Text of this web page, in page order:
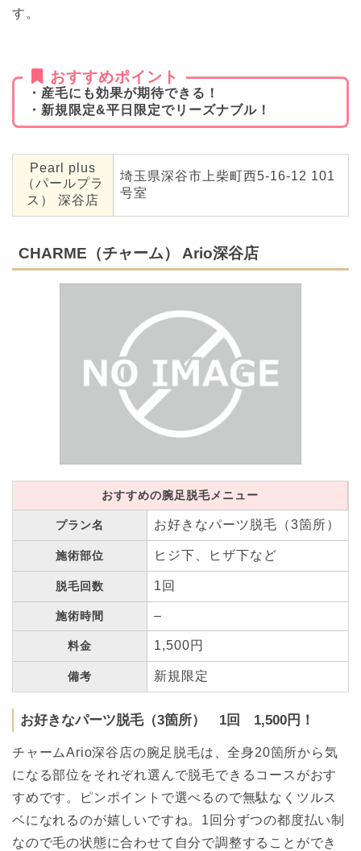
す。
おすすめポイント
・産毛にも効果が期待できる！
・新規限定&平日限定でリーズナブル！
Pearl plus
（パールプラ
ス） 深谷店
埼玉県深谷市上柴町西5‐16‐12 101
号室
CHARME（チャーム） Ario深谷店
おすすめの腕足脱毛メニュー
プラン名 お好きなパーツ脱毛（3箇所）
施術部位 ヒジ下、ヒザ下など
脱毛回数 1回
施術時間 –
料金 1,500円
備考 新規限定
お好きなパーツ脱毛（3箇所） 1回 1,500円！
チャームArio深谷店の腕足脱毛は、全身20箇所から気
になる部位をそれぞれ選んで脱毛できるコースがおす
すめです。ピンポイントで選べるので無駄なくツルス
ベになれるのが嬉しいですね。1回分ずつの都度払い制
なので毛の状態に合わせて自分で調整することができ